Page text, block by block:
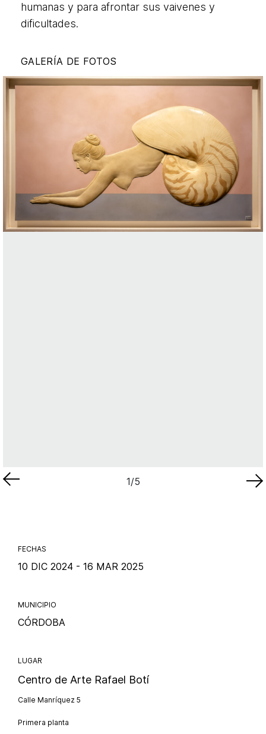
FECHAS
10 DIC 2024 - 16 MAR 2025
MUNICIPIO
CÓRDOBA
LUGAR
Centro de Arte Rafael Botí
Calle Manríquez 5
Primera planta
humanas y para afrontar sus vaivenes y
dificultades.
GALERÍA DE FOTOS
1/5